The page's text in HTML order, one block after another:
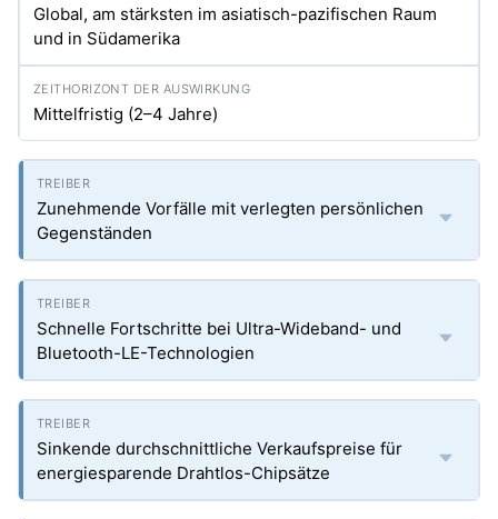
Global, am stärksten im asiatisch-pazifischen Raum
und in Südamerika
Mittelfristig (2–4 Jahre)
Zunehmende Vorfälle mit verlegten persönlichen
Gegenständen
Schnelle Fortschritte bei Ultra-Wideband- und
Bluetooth-LE-Technologien
Sinkende durchschnittliche Verkaufspreise für
energiesparende Drahtlos-Chipsätze